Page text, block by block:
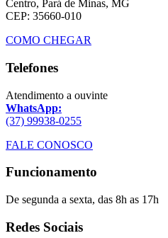
Centro, Pará de Minas, MG
CEP: 35660-010
COMO CHEGAR
Telefones
Atendimento a ouvinte
WhatsApp:
(37) 99938-0255
FALE CONOSCO
Funcionamento
De segunda a sexta, das 8h as 17h
Redes Sociais